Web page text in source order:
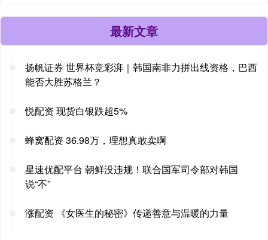
最新文章
扬帆证券 世界杯竞彩湃｜韩国南非力拼出线资格，巴西
能否大胜苏格兰？
悦配资 现货白银跌超5%
蜂窝配资 36.98万，理想真敢卖啊
星速优配平台 朝鲜没违规！联合国军司令部对韩国
说“不”
涨配资 《女医生的秘密》传递善意与温暖的力量